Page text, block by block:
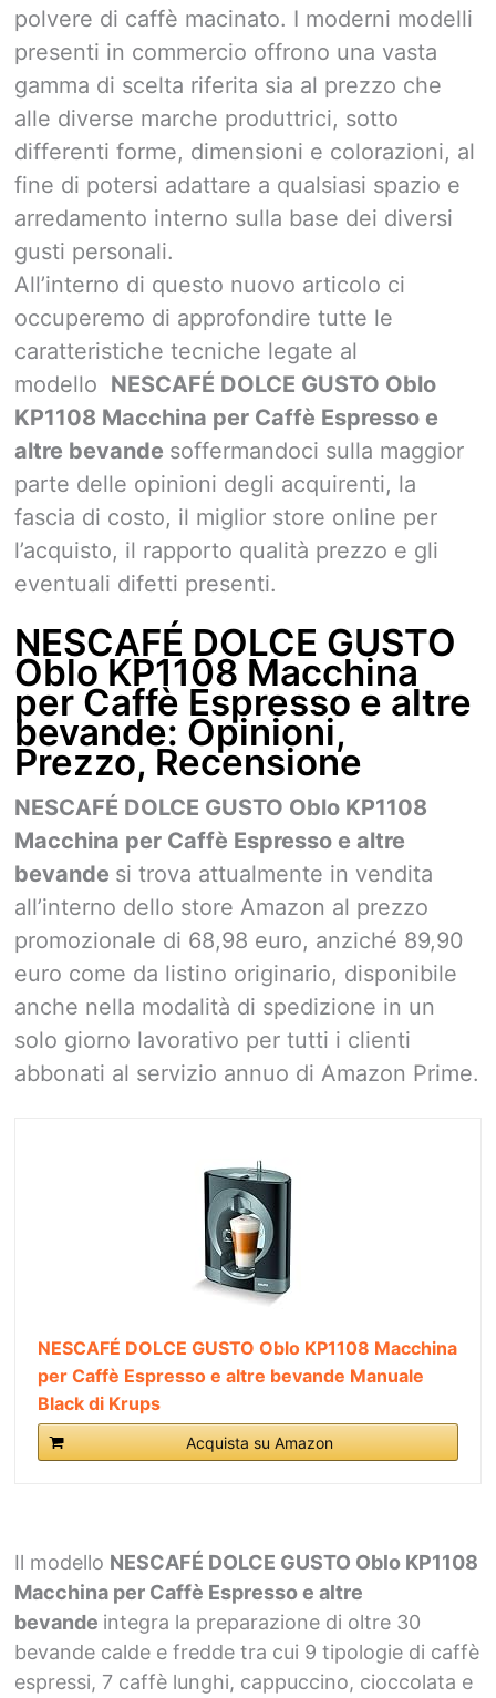
polvere di caffè macinato. I moderni modelli
presenti in commercio offrono una vasta
gamma di scelta riferita sia al prezzo che
alle diverse marche produttrici, sotto
differenti forme, dimensioni e colorazioni, al
fine di potersi adattare a qualsiasi spazio e
arredamento interno sulla base dei diversi
gusti personali.
All’interno di questo nuovo articolo ci
occuperemo di approfondire tutte le
caratteristiche tecniche legate al
modello NESCAFÉ DOLCE GUSTO Oblo
KP1108 Macchina per Caffè Espresso e
altre bevande soffermandoci sulla maggior
parte delle opinioni degli acquirenti, la
fascia di costo, il miglior store online per
l’acquisto, il rapporto qualità prezzo e gli
eventuali difetti presenti.
NESCAFÉ DOLCE GUSTO
Oblo KP1108 Macchina
per Caffè Espresso e altre
bevande: Opinioni,
Prezzo, Recensione
NESCAFÉ DOLCE GUSTO Oblo KP1108
Macchina per Caffè Espresso e altre
bevande si trova attualmente in vendita
all’interno dello store Amazon al prezzo
promozionale di 68,98 euro, anziché 89,90
euro come da listino originario, disponibile
anche nella modalità di spedizione in un
solo giorno lavorativo per tutti i clienti
abbonati al servizio annuo di Amazon Prime.
NESCAFÉ DOLCE GUSTO Oblo KP1108 Macchina
per Caffè Espresso e altre bevande Manuale
Black di Krups
Acquista su Amazon
Il modello NESCAFÉ DOLCE GUSTO Oblo KP1108
Macchina per Caffè Espresso e altre
bevande integra la preparazione di oltre 30
bevande calde e fredde tra cui 9 tipologie di caffè
espressi, 7 caffè lunghi, cappuccino, cioccolata e